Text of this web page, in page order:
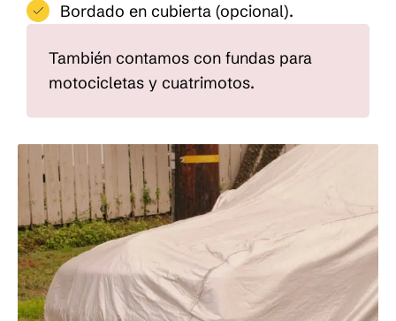
Bordado en cubierta (opcional).
También contamos con fundas para
motocicletas y cuatrimotos.